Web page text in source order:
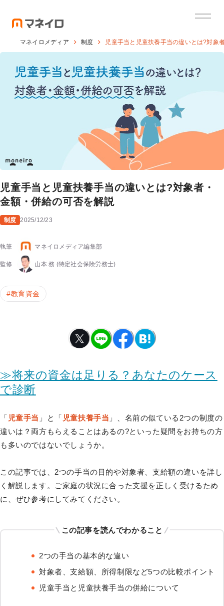
マネイロメディア 制度 児童手当と児童扶養手当の違いとは?対象
児童手当と児童扶養手当の違いとは?対象者・
金額・併給の可否を解説
制度 2025/12/23
執筆 マネイロメディア編集部
監修 山本 務 (特定社会保険労務士)
#教育資金
≫将来の資金は足りる？あなたのケース
で診断
「 児童手当 」と「 児童扶養手当 」、名前の似ている2つの制度の
違いは？両方もらえることはあるの?といった疑問をお持ちの方
も多いのではないでしょうか。
この記事では、2つの手当の目的や対象者、支給額の違いを詳し
く解説します。ご家庭の状況に合った支援を正しく受けるため
に、ぜひ参考にしてみてください。
この記事を読んでわかること
2つの手当の基本的な違い
対象者、支給額、所得制限など5つの比較ポイント
児童手当と児童扶養手当の併給について